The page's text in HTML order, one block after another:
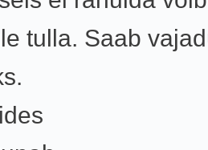
tulla. Saab